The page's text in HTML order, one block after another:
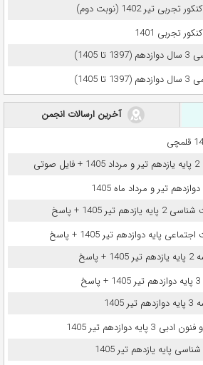
تیر 1402 (نوبت دوم)
تجربی 1401
آخرین ارسالات انجمن
تیر و مرداد ماه 1405
تیر 1405 + پاسخ
پایه دوازدهم تیر 1405 + پاسخ
دوازدهم تیر 1405
پایه یازدهم تیر 1405